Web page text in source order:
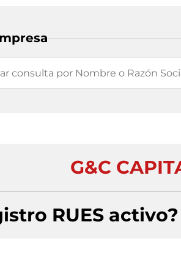
G&C
RUES activo?